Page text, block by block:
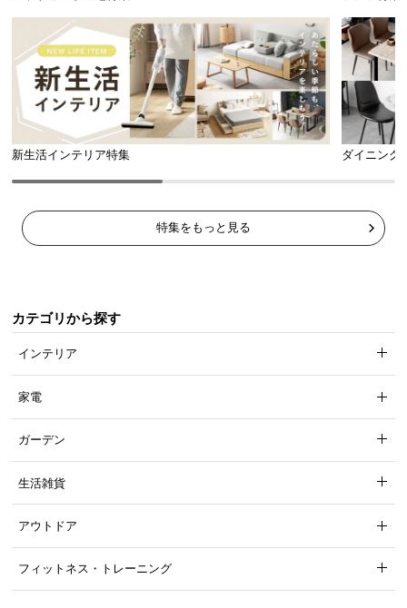
新生活インテリア特集 ダイニング
特集をもっと見る
カテゴリから探す
インテリア
家電
ガーデン
生活雑貨
アウトドア
フィットネス・トレーニング